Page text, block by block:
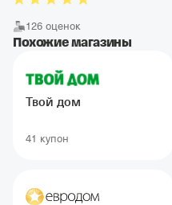
126 оценок
Похожие магазины
Твой дом
41 купон